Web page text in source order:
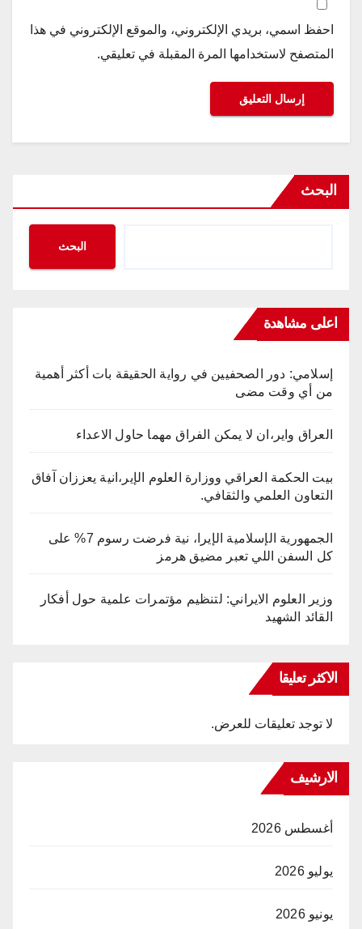
احفظ اسمي، بريدي الإلكتروني، والموقع الإلكتروني في هذا
المتصفح لاستخدامها المرة المقبلة في تعليقي.
البحث
البحث
اعلى مشاهدة
إسلامي: دور الصحفيين في رواية الحقيقة بات أكثر أهمية
من أي وقت مضى
العراق واير،ان لا يمكن الفراق مهما حاول الاعداء
بيت الحكمة العراقي ووزارة العلوم الإير،انية يعززان آفاق
التعاون العلمي والثقافي.
الجمهورية الإسلامية الإيرا، نية فرضت رسوم 7% على
كل السفن اللي تعبر مضيق هرمز
وزير العلوم الايراني: لتنظيم مؤتمرات علمية حول أفكار
القائد الشهيد
الاكثر تعليقا
لا توجد تعليقات للعرض.
الارشيف
أغسطس 2026
يوليو 2026
يونيو 2026